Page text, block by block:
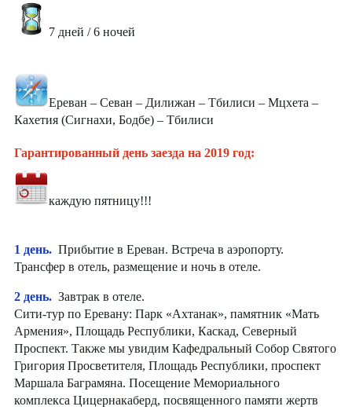
7 дней / 6 ночей
Ереван – Севан – Дилижан – Тбилиси – Мцхета –
Кахетия (Сигнахи, Бодбе) – Тбилиси
Гарантированный день заезда на 2019 год:
каждую пятницу!!!
1 день. Прибытие в Ереван. Встреча в аэропорту.
Трансфер в отель, размещение и ночь в отеле.
2 день. Завтрак в отеле.
Сити-тур по Еревану: Парк «Ахтанак», памятник «Мать
Армения», Площадь Республики, Каскад, Северный
Проспект. Также мы увидим Кафедральный Собор Святого
Григория Просветителя, Площадь Республики, проспект
Маршала Баграмяна. Посещение Мемориального
комплекса Цицернакаберд, посвященного памяти жертв